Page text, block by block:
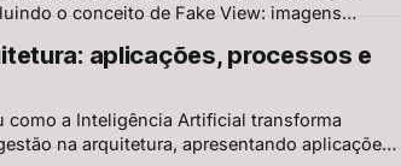
o conceito de Fake View: imagens
aplicações, processos e
como a Inteligência Artificial transforma
na arquitetura, apresentando aplicações